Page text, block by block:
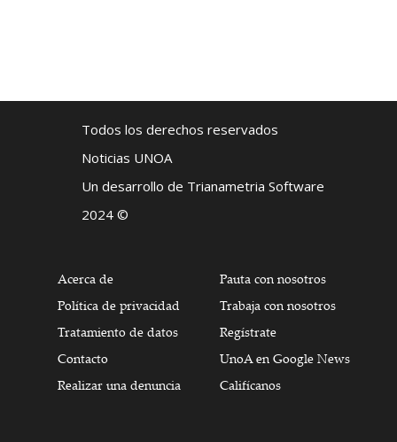
Todos los derechos reservados
Noticias UNOA
Un desarrollo de Trianametria Software
2024 ©
Acerca de
Política de privacidad
Tratamiento de datos
Contacto
Realizar una denuncia
Pauta con nosotros
Trabaja con nosotros
Regístrate
UnoA en Google News
Califícanos